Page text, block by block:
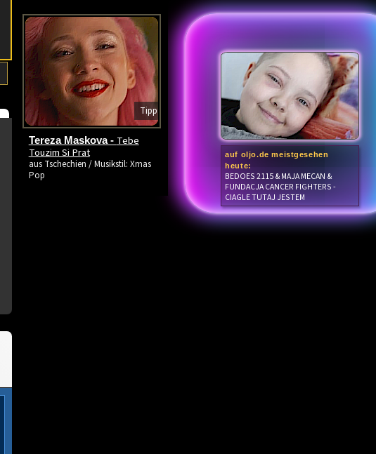
auf oljo.de meistgesehen
heute:
BEDOES 2115 & MAJA MECAN &
FUNDACJA CANCER FIGHTERS -
CIAGLE TUTAJ JESTEM
Tipp
Tereza Maskova - Tebe
Touzim Si Prat
aus Tschechien / Musikstil: Xmas
Pop